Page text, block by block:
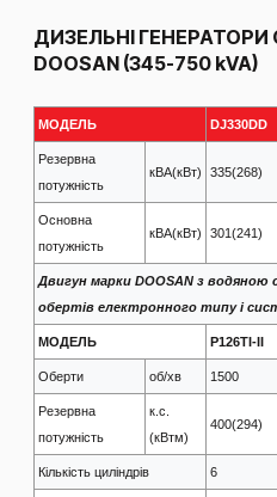
ДИЗЕЛЬНІ ГЕНЕРАТОРИ
DOOSAN (345-750 kVA)
МОДЕЛЬ DJ330DD
Резервна
потужність
кВА(кВт) 335(268)
Основна
потужність
кВА(кВт) 301(241)
Двигун марки DOOSAN з
обертів електронного типу і
МОДЕЛЬ P126TI-II
Оберти об/хв 1500
Резервна
потужність
к.с.
(кВтм)
400(294)
Кількість циліндрів 6